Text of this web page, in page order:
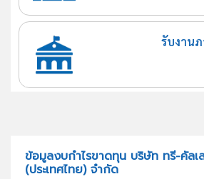
รับงานภ
ข้อมูลงบกำไรขาดทุน บริษัท ทรี-คัลเ
(ประเทศไทย) จำกัด